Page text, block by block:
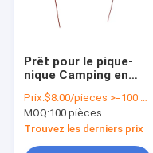
Prêt pour le pique-
nique Camping en
Camping Pluie Léger
Prix:$8.00/pieces >=100 pieces
MOQ:100 pièces
Trouvez les derniers prix